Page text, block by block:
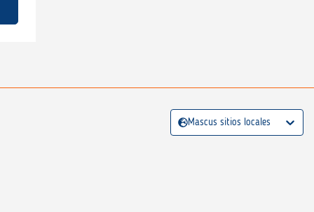
Mascus sitios locales